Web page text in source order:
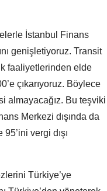
İstanbul Finans
genişletiyoruz. Transit
faaliyetlerinden elde
çıkarıyoruz. Böylece
almayacağız. Bu teşviki
Merkezi dışında da
vergi dışı
Türkiye’ye